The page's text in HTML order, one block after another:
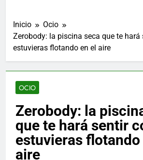
Inicio
Ocio
Zerobody: la piscina seca que te hará
estuvieras flotando en el aire
OCIO
Zerobody: la
que te hará sentir
estuvieras flotando
aire